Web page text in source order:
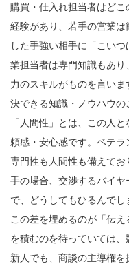
購買・仕入れ担当者はどこ
経験があり、若手の営業
した手強い相手に「こい
業担当者は専門知識もあ
力のスキルがものを言い
決できる知識・ノウハウの
「人間性」とは、この人
頼感・安心感です。ベテラ
専門性も人間性も備えて
手の場合、交渉するバイ
で、どうしてもひるんでし
この差を埋めるのが「伝
を積むのを待っていては
新人でも、商談の主導権